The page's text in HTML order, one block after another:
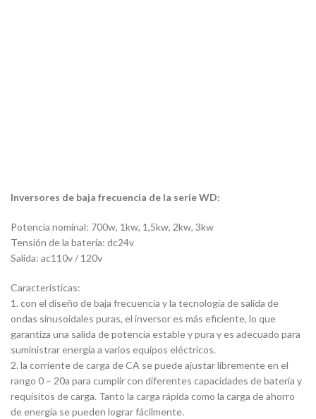
Inversores de baja frecuencia de la serie WD:
Potencia nominal: 700w, 1kw, 1,5kw, 2kw, 3kw
Tensión de la batería: dc24v
Salida: ac110v / 120v
Características:
1. con el diseño de baja frecuencia y la tecnología de salida de
ondas sinusoidales puras, el inversor es más eficiente, lo que
garantiza una salida de potencia estable y pura y es adecuado para
suministrar energía a varios equipos eléctricos.
2. la corriente de carga de CA se puede ajustar libremente en el
rango 0 – 20a para cumplir con diferentes capacidades de batería y
requisitos de carga. Tanto la carga rápida como la carga de ahorro
de energía se pueden lograr fácilmente.